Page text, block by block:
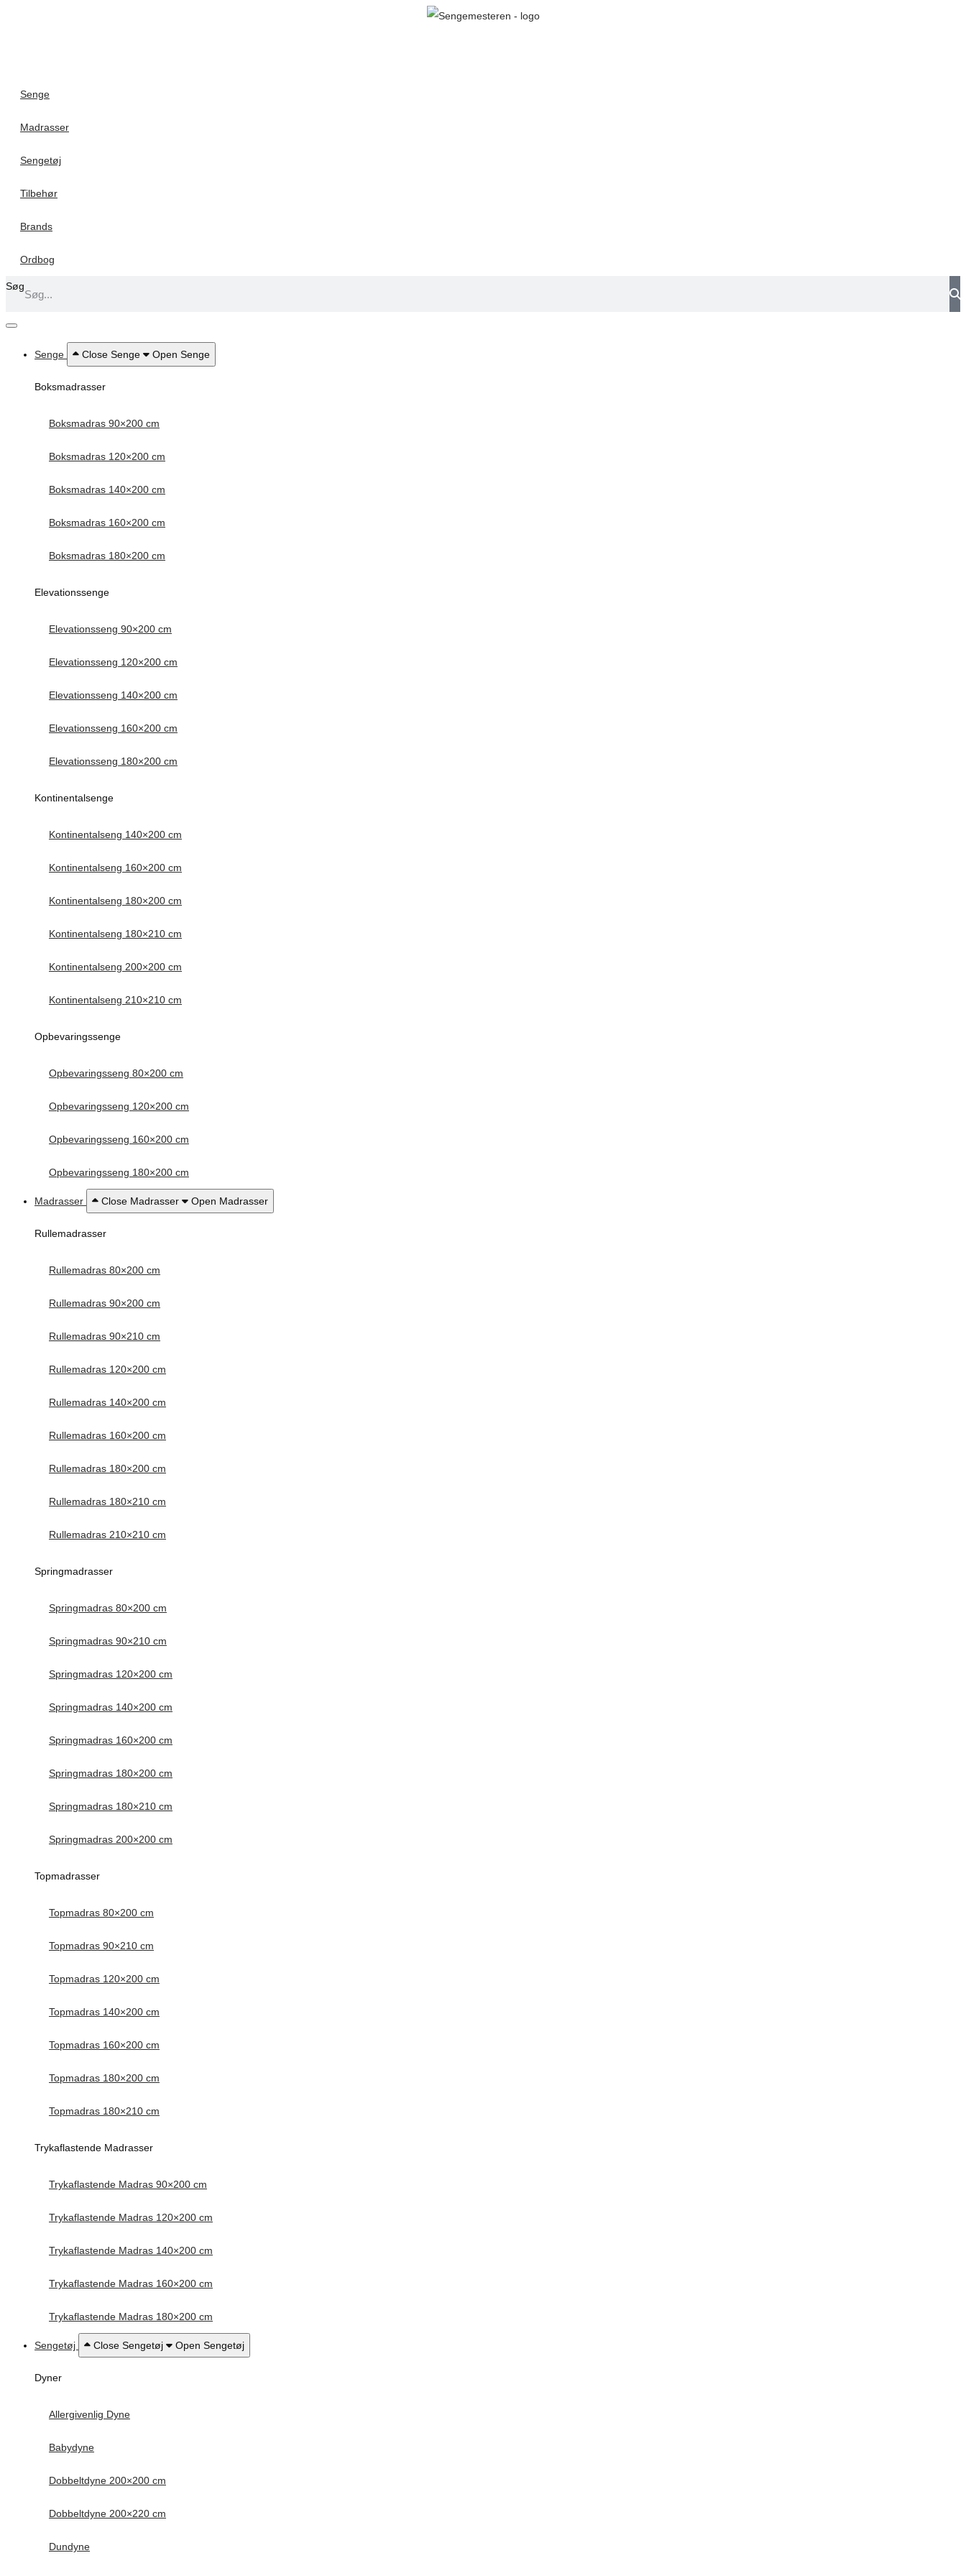
Senge
Madrasser
Sengetøj
Tilbehør
Brands
Ordbog
Søg
Senge Close Senge Open Senge
Boksmadrasser
Boksmadras 90×200 cm
Boksmadras 120×200 cm
Boksmadras 140×200 cm
Boksmadras 160×200 cm
Boksmadras 180×200 cm
Elevationssenge
Elevationsseng 90×200 cm
Elevationsseng 120×200 cm
Elevationsseng 140×200 cm
Elevationsseng 160×200 cm
Elevationsseng 180×200 cm
Kontinentalsenge
Kontinentalseng 140×200 cm
Kontinentalseng 160×200 cm
Kontinentalseng 180×200 cm
Kontinentalseng 180×210 cm
Kontinentalseng 200×200 cm
Kontinentalseng 210×210 cm
Opbevaringssenge
Opbevaringsseng 80×200 cm
Opbevaringsseng 120×200 cm
Opbevaringsseng 160×200 cm
Opbevaringsseng 180×200 cm
Madrasser Close Madrasser Open Madrasser
Rullemadrasser
Rullemadras 80×200 cm
Rullemadras 90×200 cm
Rullemadras 90×210 cm
Rullemadras 120×200 cm
Rullemadras 140×200 cm
Rullemadras 160×200 cm
Rullemadras 180×200 cm
Rullemadras 180×210 cm
Rullemadras 210×210 cm
Springmadrasser
Springmadras 80×200 cm
Springmadras 90×210 cm
Springmadras 120×200 cm
Springmadras 140×200 cm
Springmadras 160×200 cm
Springmadras 180×200 cm
Springmadras 180×210 cm
Springmadras 200×200 cm
Topmadrasser
Topmadras 80×200 cm
Topmadras 90×210 cm
Topmadras 120×200 cm
Topmadras 140×200 cm
Topmadras 160×200 cm
Topmadras 180×200 cm
Topmadras 180×210 cm
Trykaflastende Madrasser
Trykaflastende Madras 90×200 cm
Trykaflastende Madras 120×200 cm
Trykaflastende Madras 140×200 cm
Trykaflastende Madras 160×200 cm
Trykaflastende Madras 180×200 cm
Sengetøj Close Sengetøj Open Sengetøj
Dyner
Allergivenlig Dyne
Babydyne
Dobbeltdyne 200×200 cm
Dobbeltdyne 200×220 cm
Dundyne